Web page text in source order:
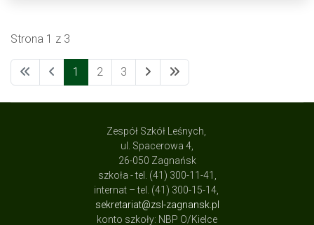
Strona 1 z 3
1 2 3
Zespół Szkół Leśnych,
ul. Spacerowa 4,
26-050 Zagnańsk
szkoła - tel. (41) 300-11-41,
internat – tel. (41) 300-15-14,
sekretariat@zsl-zagnansk.pl
konto szkoły: NBP O/Kielce